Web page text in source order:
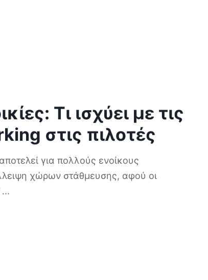
Τι ισχύει με τις
στις πιλοτές
για πολλούς ενοίκους
χώρων στάθμευσης, αφού οι
...